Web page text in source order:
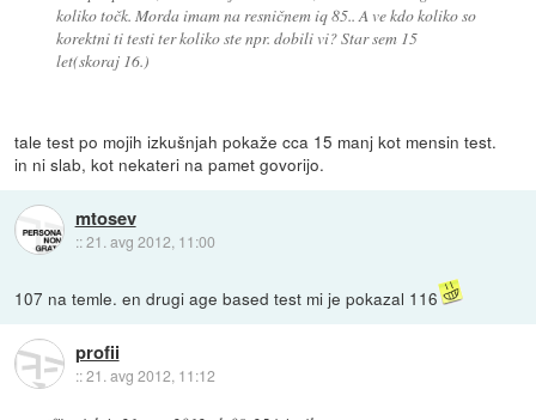
koliko točk. Morda imam na resničnem iq 85.. A ve kdo koliko so
korektni ti testi ter koliko ste npr. dobili vi? Star sem 15
let(skoraj 16.)
tale test po mojih izkušnjah pokaže cca 15 manj kot mensin test.
in ni slab, kot nekateri na pamet govorijo.
mtosev
::21. avg 2012, 11:00
107 na temle. en drugi age based test mi je pokazal 116
profii
::21. avg 2012, 11:12